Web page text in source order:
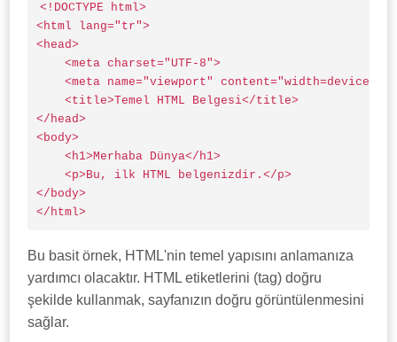
<!DOCTYPE html>
<html lang="tr">
<head>
    <meta charset="UTF-8">
<meta name="viewport" content="width=device-
    <title>Temel HTML Belgesi</title>
</head>
<body>
    <h1>Merhaba Dünya</h1>
    <p>Bu, ilk HTML belgenizdir.</p>
</body>
</html>
Bu basit örnek, HTML'nin temel yapısını anlamanıza
yardımcı olacaktır. HTML etiketlerini (tag) doğru
şekilde kullanmak, sayfanızın doğru görüntülenmesini
sağlar.